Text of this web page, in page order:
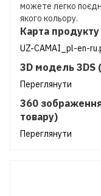
можете легко
якого кольору.
Карта
UZ-CAMAI_pl-en-
3D модель 3DS
Переглянути
360
товару)
Переглянути